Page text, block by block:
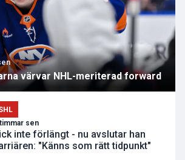
värvar NHL-meriterad forward
sen
inte förlängt - nu avslutar han
"Känns som rätt tidpunkt"